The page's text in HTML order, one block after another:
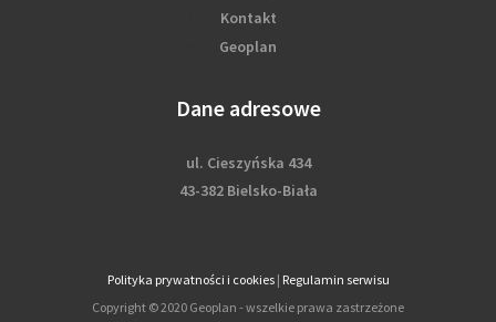
Kontakt
Geoplan
Dane adresowe
ul. Cieszyńska 434
43-382 Bielsko-Biała
Polityka prywatności i cookies| Regulamin serwisu
Copyright © 2020 Geoplan - wszelkie prawa zastrzeżone